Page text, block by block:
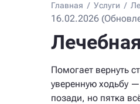
Главная / Услуги /
16.02.2026
Помогает вернуть
уверенную ходьбу
позади, но пятка